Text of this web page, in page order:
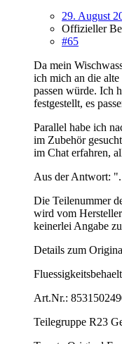
29. August
Offizieller
#65
Da mein
ich mich an die
passen würde. Ich
festgestellt, es
Parallel habe ich
im Zubehör
im Chat erfahren,
Aus der Antwort:
Die Teilenummer
wird vom
keinerlei Angabe
Details zum
Art.Nr.:
Teilegruppe R23